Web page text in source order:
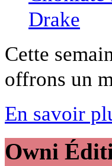
Cette
offrons un
En savoir
Owni